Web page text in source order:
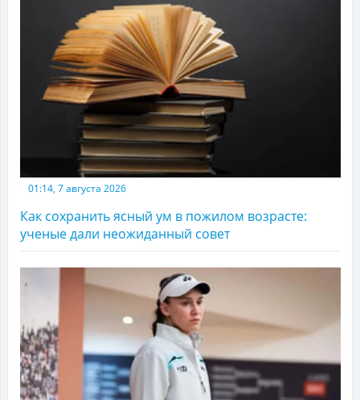
01:14, 7 августа 2026
Как сохранить ясный ум в пожилом возрасте:
ученые дали неожиданный совет